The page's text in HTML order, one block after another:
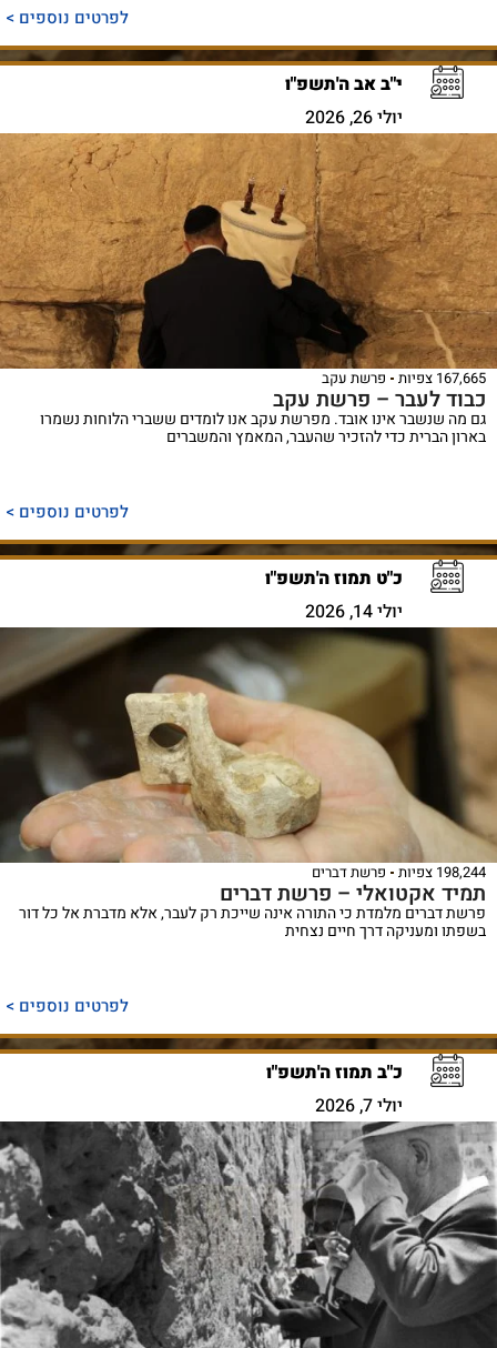
לפרטים נוספים >
י"ב אב ה'תשפ"ו
יולי 26, 2026
167,665 צפיות פרשת עקב
כבוד לעבר – פרשת עקב
גם מה שנשבר אינו אובד. מפרשת עקב אנו לומדים ששברי הלוחות נשמרו
בארון הברית כדי להזכיר שהעבר, המאמץ והמשברים
לפרטים נוספים >
כ"ט תמוז ה'תשפ"ו
יולי 14, 2026
198,244 צפיות פרשת דברים
תמיד אקטואלי – פרשת דברים
פרשת דברים מלמדת כי התורה אינה שייכת רק לעבר, אלא מדברת אל כל דור
בשפתו ומעניקה דרך חיים נצחית
לפרטים נוספים >
כ"ב תמוז ה'תשפ"ו
יולי 7, 2026